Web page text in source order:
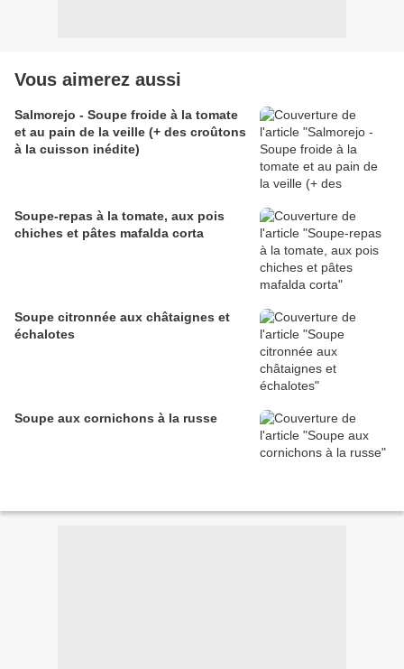
Vous aimerez aussi
Salmorejo - Soupe froide à la tomate
et au pain de la veille (+ des croûtons
à la cuisson inédite)
Soupe-repas à la tomate, aux pois
chiches et pâtes mafalda corta
Soupe citronnée aux châtaignes et
échalotes
Soupe aux cornichons à la russe